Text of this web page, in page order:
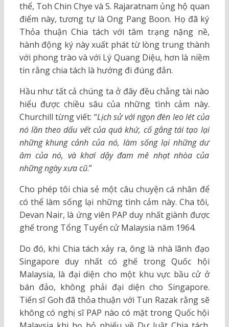
thể, Toh Chin Chye và S. Rajaratnam ủng hộ quan
điểm này, tương tự là Ong Pang Boon. Họ đã ký
Thỏa thuận Chia tách với tâm trạng nặng nề,
hành động ký này xuất phát từ lòng trung thành
với phong trào và với Lý Quang Diệu, hơn là niềm
tin rằng chia tách là hướng đi đúng đắn.
Hầu như tất cả chúng ta ở đây đều chẳng tài nào
hiểu được chiều sâu của những tình cảm này.
Churchill từng viết: “Lịch sử với ngọn đèn leo lét của
nó lần theo dấu vết của quá khứ, cố gắng tái tạo lại
những khung cảnh của nó, làm sống lại những dư
âm của nó, và khơi dậy đam mê nhạt nhòa của
những ngày xưa cũ.”
Cho phép tôi chia sẻ một câu chuyện cá nhân để
có thể làm sống lại những tình cảm này. Cha tôi,
Devan Nair, là ứng viên PAP duy nhất giành được
ghế trong Tổng Tuyển cử Malaysia năm 1964.
Do đó, khi Chia tách xảy ra, ông là nhà lãnh đạo
Singapore duy nhất có ghế trong Quốc hội
Malaysia, là đại diện cho một khu vực bầu cử ở
bán đảo, không phải đại diện cho Singapore.
Tiến sĩ Goh đã thỏa thuận với Tun Razak rằng sẽ
không có nghị sĩ PAP nào có mặt trong Quốc hội